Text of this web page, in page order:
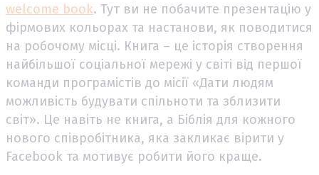
welcome book. Тут ви не побачите презентацію у
фірмових кольорах та настанови, як поводитися
на робочому місці. Книга – це історія створення
найбільшої соціальної мережі у світі від першої
команди програмістів до місії «Дати людям
можливість будувати спільноти та зблизити
світ». Це навіть не книга, а Біблія для кожного
нового співробітника, яка закликає вірити у
Facebook та мотивує робити його краще.